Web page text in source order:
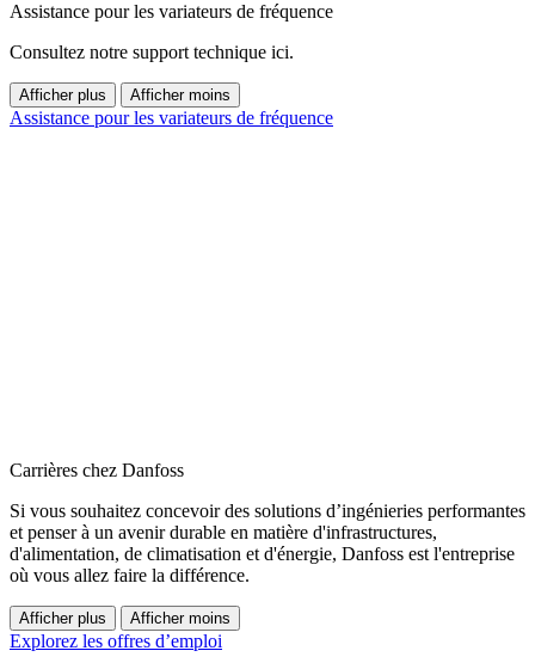
Assistance pour les variateurs de fréquence
Consultez notre support technique ici.
Afficher plus Afficher moins
Assistance pour les variateurs de fréquence
Carrières chez Danfoss
Si vous souhaitez concevoir des solutions d’ingénieries performantes
et penser à un avenir durable en matière d'infrastructures,
d'alimentation, de climatisation et d'énergie, Danfoss est l'entreprise
où vous allez faire la différence.
Afficher plus Afficher moins
Explorez les offres d’emploi